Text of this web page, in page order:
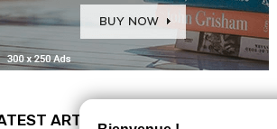
ARTICLES